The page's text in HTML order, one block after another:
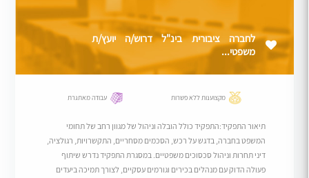
לחברה ציבורית בינ"ל דרוש/ה יועץ/ת
משפטי...
מקצוענות ללא פשרות עבודה מאתגרת
תיאור התפקיד:התפקיד כולל הובלה וניהול של מגוון רחב של תחומי
המשפט בחברה, בדגש על רכש, הסכמים מסחריים, התקשרויות, רגולציה,
דיני תחרות וניהול סכסוכים משפטיים. במסגרת התפקיד נדרש שיתוף
פעולה הדוק עם מנהלים בכירים וגורמים עסקיים, לצורך תמיכה ביעדים